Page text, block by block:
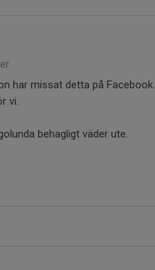
har missat detta på Facebook.
vi.
behagligt väder ute.